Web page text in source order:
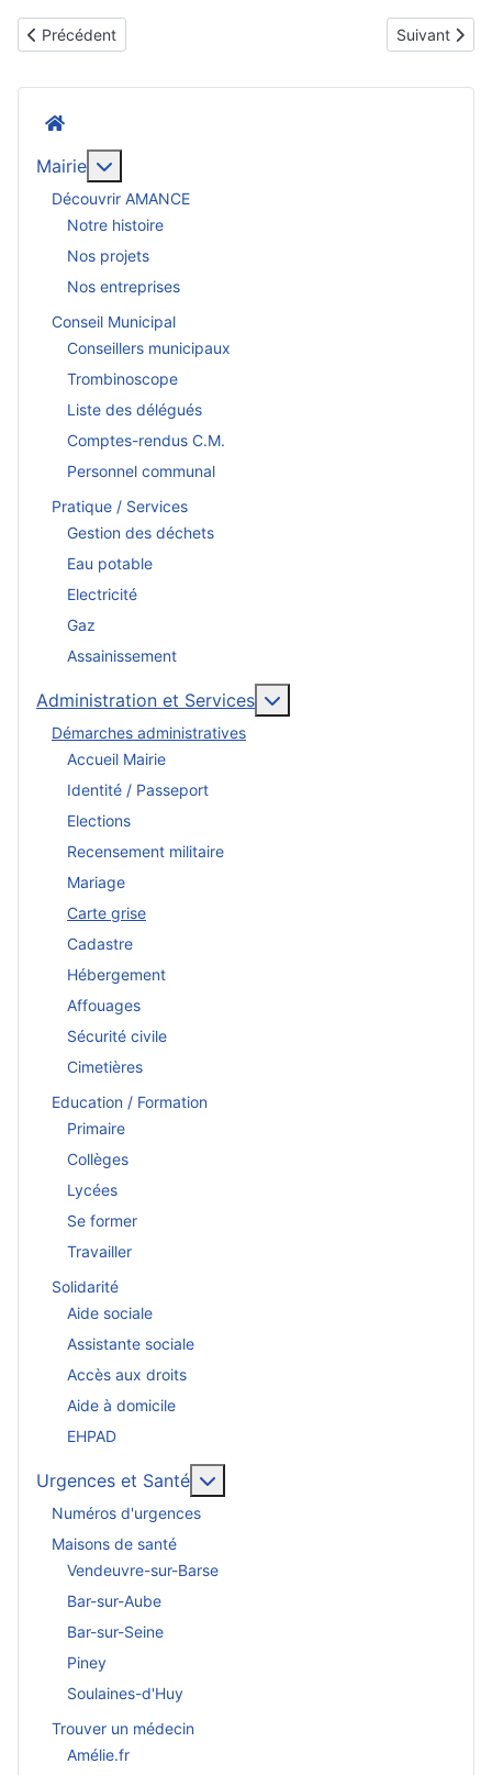
Article précédent : Cadastre
Précédent Article
Suivant
Mairie
Découvrir AMANCE
Notre histoire
Nos projets
Nos entreprises
Conseil Municipal
Conseillers municipaux
Trombinoscope
Liste des délégués
Comptes-rendus C.M.
Personnel communal
Pratique / Services
Gestion des déchets
Eau potable
Electricité
Gaz
Assainissement
Administration et Services
Démarches administratives
Accueil Mairie
Identité / Passeport
Elections
Recensement militaire
Mariage
Carte grise
Cadastre
Hébergement
Affouages
Sécurité civile
Cimetières
Education / Formation
Primaire
Collèges
Lycées
Se former
Travailler
Solidarité
Aide sociale
Assistante sociale
Accès aux droits
Aide à domicile
EHPAD
Urgences et Santé
Numéros d'urgences
Maisons de santé
Vendeuvre-sur-Barse
Bar-sur-Aube
Bar-sur-Seine
Piney
Soulaines-d'Huy
Trouver un médecin
Amélie.fr